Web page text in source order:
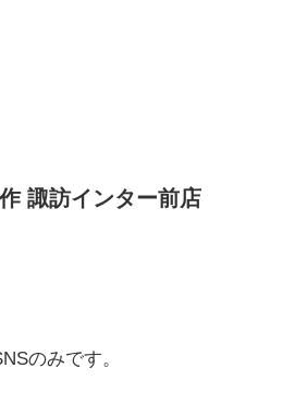
諏訪インター前店
のみです。